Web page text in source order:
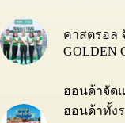
คาสตรอล
GOLDEN
ฮอนด้าจัด
ฮอนด้าทั้ง